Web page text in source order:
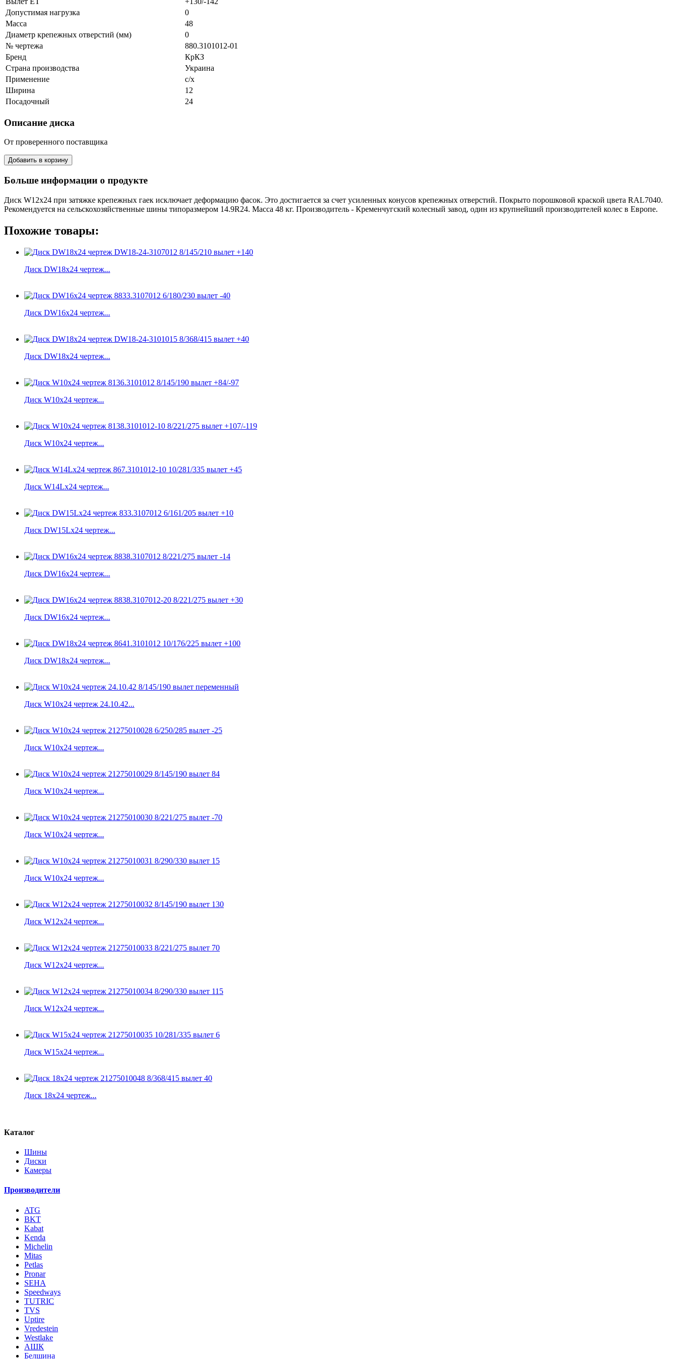
Допустимая нагрузка
0
Масса
48
Диаметр крепежных отверстий (мм)
0
№ чертежа
880.3101012-01
Бренд
КрКЗ
Страна производства
Украина
Применение
с/х
Ширина
12
Посадочный
24
Описание диска
От проверенного поставщика
Больше информации о продукте
Диск W12x24 при затяжке крепежных гаек исключает деформацию фасок. Это достигается за счет усиленных конусов крепежных отверстий. Покрыто порошковой краской цвета RAL7040.
Рекомендуется на сельскохозяйственные шины типоразмером 14.9R24. Масса 48 кг. Производитель - Кременчугский колесный завод, один из крупнейший производителей колес в Европе.
Похожие товары:
Диск DW18x24 чертеж...
Диск DW16x24 чертеж...
Диск DW18x24 чертеж...
Диск W10x24 чертеж...
Диск W10x24 чертеж...
Диск W14Lx24 чертеж...
Диск DW15Lx24 чертеж...
Диск DW16x24 чертеж...
Диск DW16x24 чертеж...
Диск DW18x24 чертеж...
Диск W10x24 чертеж 24.10.42...
Диск W10x24 чертеж...
Диск W10x24 чертеж...
Диск W10x24 чертеж...
Диск W10x24 чертеж...
Диск W12x24 чертеж...
Диск W12x24 чертеж...
Диск W12x24 чертеж...
Диск W15x24 чертеж...
Диск 18x24 чертеж...
Каталог
Шины
Диски
Камеры
Производители
ATG
BKT
Kabat
Kenda
Michelin
Mitas
Petlas
Pronar
SEHA
Speedways
TUTRIC
TVS
Uptire
Vredestein
Westlake
АШК
Белшина